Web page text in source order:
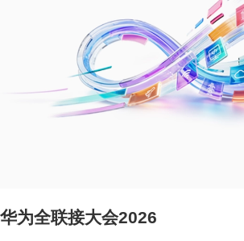
华为全联接大会2026